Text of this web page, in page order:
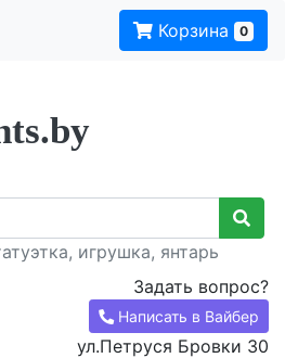
Корзина 0
игрушка, янтарь
Задать вопрос?
Написать в Вайбер
ул.Петруся Бровки 30